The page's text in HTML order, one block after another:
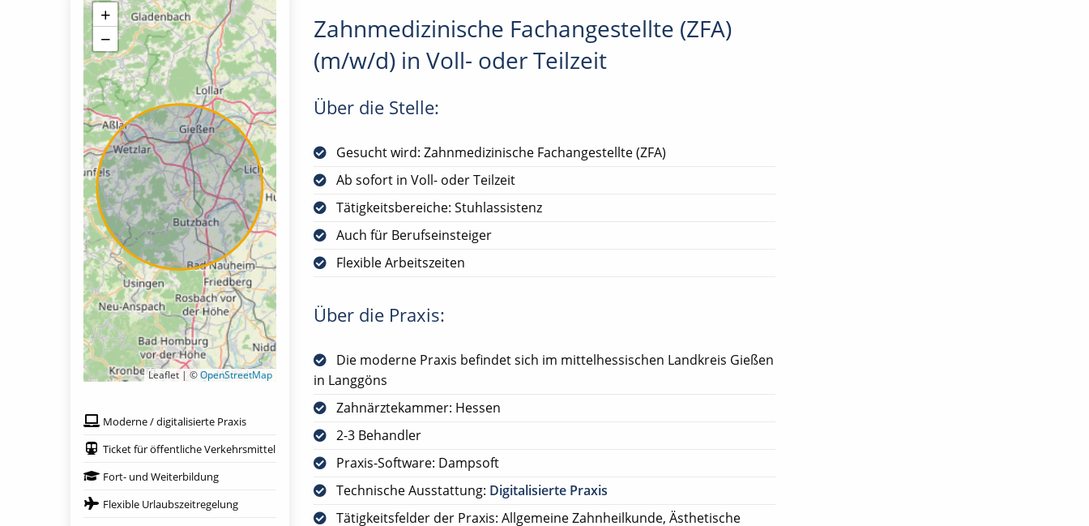
Zahnmedizinische Fachangestellte (ZFA)
(m/w/d) in Voll- oder Teilzeit
Über die Stelle:
Gesucht wird: Zahnmedizinische Fachangestellte (ZFA)
Ab sofort in Voll- oder Teilzeit
Tätigkeitsbereiche: Stuhlassistenz
Auch für Berufseinsteiger
Flexible Arbeitszeiten
Über die Praxis:
Die moderne Praxis befindet sich im mittelhessischen Landkreis Gießen
in Langgöns
Zahnärztekammer: Hessen
2-3 Behandler
Praxis-Software: Dampsoft
Technische Ausstattung: Digitalisierte Praxis
Tätigkeitsfelder der Praxis: Allgemeine Zahnheilkunde, Ästhetische
+
−
Leaflet | ©OpenStreetMap
Moderne / digitalisierte Praxis
Ticket für öffentliche Verkehrsmittel
Fort- und Weiterbildung
Flexible Urlaubszeitregelung